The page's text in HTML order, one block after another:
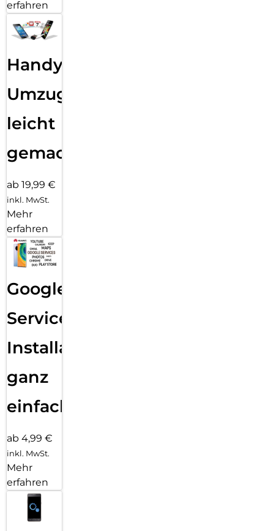
erfahren
Handy
Umzug
leicht
gemacht!
ab 19,99 €
inkl. MwSt.
Mehr
erfahren
Google
Services
Installation
ganz
einfach
ab 4,99 €
inkl. MwSt.
Mehr
erfahren